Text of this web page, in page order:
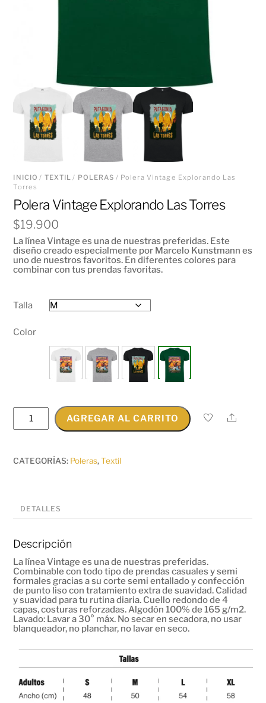
INICIO / TEXTIL / POLERAS / Polera Vintage Explorando Las
Torres
Polera Vintage Explorando Las Torres
$19.900
La línea Vintage es una de nuestras preferidas. Este
diseño creado especialmente por Marcelo Kunstmann es
uno de nuestros favoritos. En diferentes colores para
combinar con tus prendas favoritas.
Talla
Color
Vintage
Explorando
cantidad
AGREGAR AL CARRITO Share
CATEGORÍAS: Poleras,Textil
DETALLES
Descripción
La línea Vintage es una de nuestras preferidas.
Combinable con todo tipo de prendas casuales y semi
formales gracias a su corte semi entallado y confección
de punto liso con tratamiento extra de suavidad. Calidad
y suavidad para tu rutina diaria. Cuello redondo de 4
capas, costuras reforzadas. Algodón 100% de 165 g/m2.
Lavado: Lavar a 30° máx. No secar en secadora, no usar
blanqueador, no planchar, no lavar en seco.